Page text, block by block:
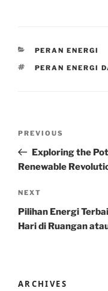
CATEGORIES
PERAN ENERGI
TAGS
PERAN ENERGI
Previous
Post
PREVIOUS
Exploring the
Renewable
Next
Post
NEXT
Pilihan Energi
Hari di Ruangan
ARCHIVES